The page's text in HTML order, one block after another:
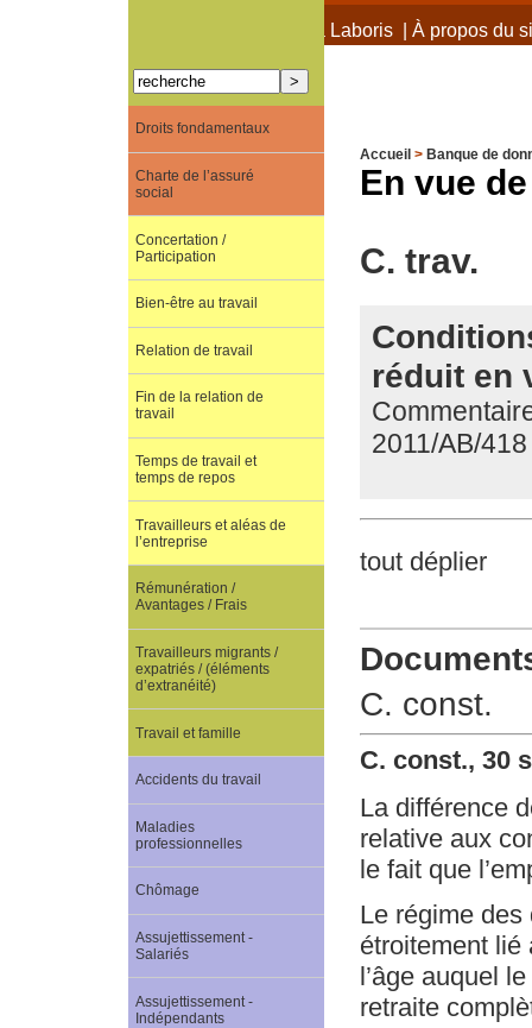
À propos de Terra Laboris| À propos du
Accueil > Banque de
En vue
C. trav.
réduit en
2011/AB/418
tout déplier
C. const.
C. const., 30
La différence
relative aux
le fait que
Le régime des
étroitement lié
l’âge auquel
retraite
Droits fondamentaux
Charte de l’assuré
social
Concertation /
Participation
Bien-être au travail
Relation de travail
Fin de la relation de
travail
Temps de travail et
temps de repos
Travailleurs et aléas de
l’entreprise
Rémunération /
Avantages / Frais
Travailleurs migrants /
expatriés / (éléments
d’extranéité)
Travail et famille
Accidents du travail
Maladies
professionnelles
Chômage
Assujettissement -
Salariés
Assujettissement -
Indépendants